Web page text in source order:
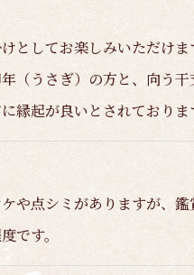
としてお楽しみいただけま
（うさぎ）の方と、向う干
縁起が良いとされておりま
や点シミがありますが、
です。